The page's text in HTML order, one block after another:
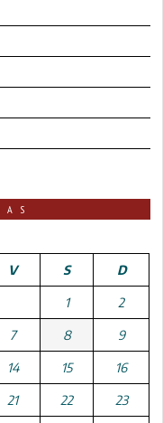
V S D
1 2
7 8 9
14 15 16
21 22 23